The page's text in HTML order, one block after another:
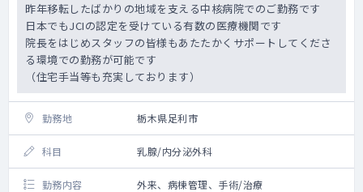
昨年移転したばかりの地域を支える中核病院でのご勤務です
日本でもJCIの認定を受けている有数の医療機関です
院長をはじめスタッフの皆様もあたたかくサポートしてくださ
る環境での勤務が可能です
（住宅手当等も充実しております）
勤務地 栃木県足利市
科目 乳腺/内分泌外科
勤務内容 外来、病棟管理、手術/治療